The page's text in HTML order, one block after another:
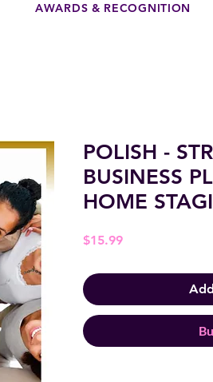
AWARDS & RECOGNITION
POLISH -
BUSINESS
HOME
$15.99Price